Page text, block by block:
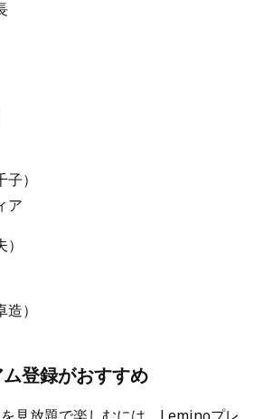
）
ア
）
登録がおすすめ